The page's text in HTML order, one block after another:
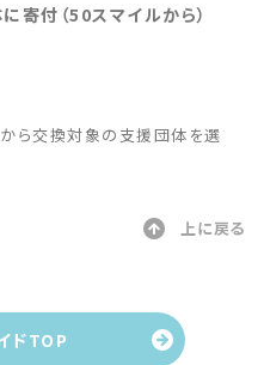
寄付（50スマイルから）
から交換対象の支援団体を選
上に戻る
ドTOP